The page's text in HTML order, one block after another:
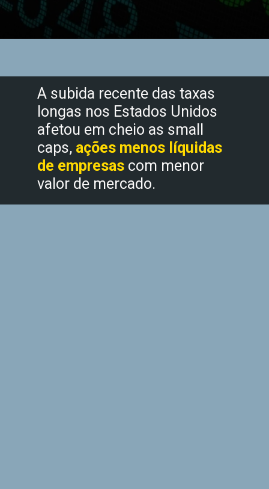
A subida recente das taxas
longas nos Estados Unidos
afetou em cheio as small
caps, ações menos líquidas
de empresas com menor
valor de mercado.